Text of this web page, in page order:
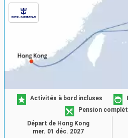
Activités à bord incluses
Pension
Départ de Hong Kong
mer. 01 déc. 2027